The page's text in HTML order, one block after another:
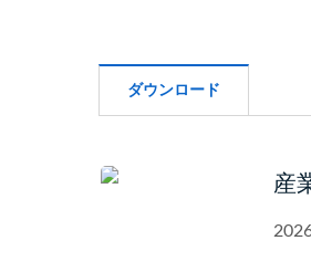
ダウンロード
産